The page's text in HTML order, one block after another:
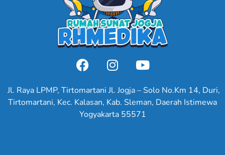
Jl. Raya LPMP, Tirtomartani Jl. Jogja – Solo No.Km 14, Duri,
Tirtomartani, Kec. Kalasan, Kab. Sleman, Daerah Istimewa
Yogyakarta 55571